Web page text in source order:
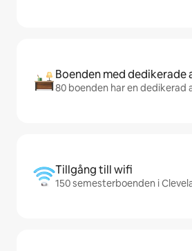
Boenden med
80 boenden har en dedikerad
Tillgång till wifi
150 semesterboenden i